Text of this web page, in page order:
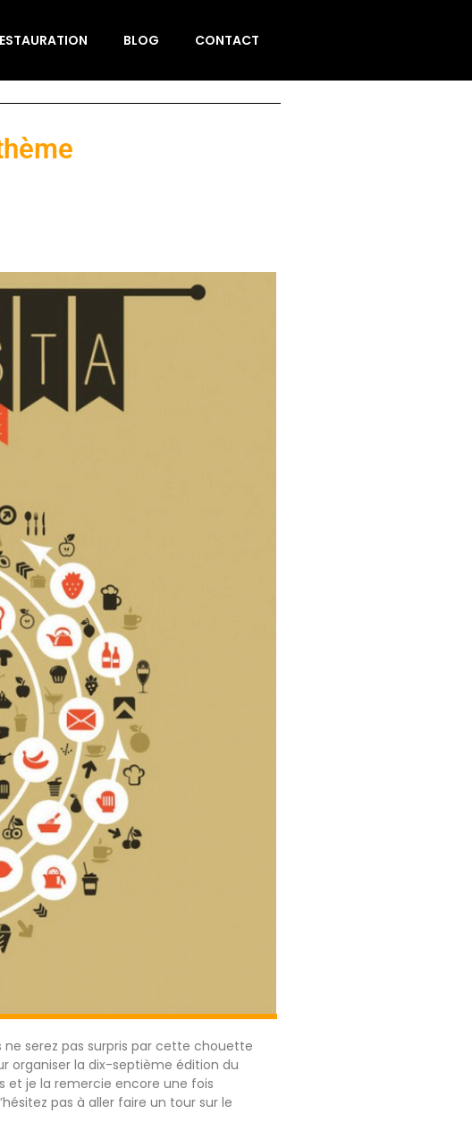
BLOG CONTACT
ne serez pas surpris par cette chouette
organiser la dix-septième édition du
et je la remercie encore une fois
pas à aller faire un tour sur le